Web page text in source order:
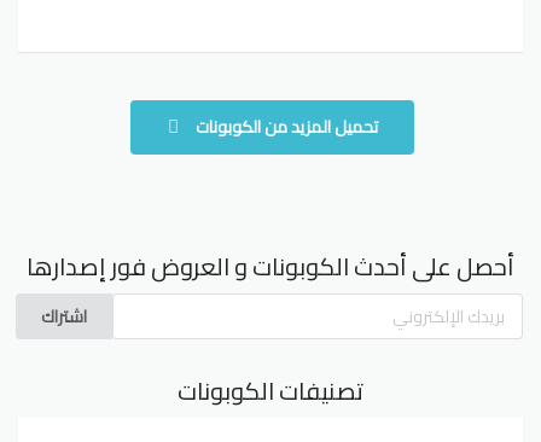
تحميل المزيد من الكوبونات
أحصل على أحدث الكوبونات و العروض فور إصدارها
اشتراك
تصنيفات الكوبونات